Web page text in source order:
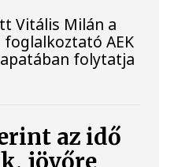
Vitális Milán a
AEK
folytatja
az idő